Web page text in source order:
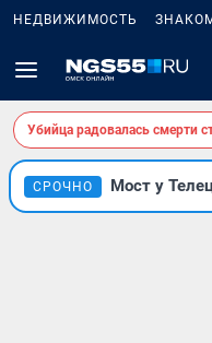
НЕДВИЖИМОСТЬ
Убийца радовалась смерти
СРОЧНО Мост у